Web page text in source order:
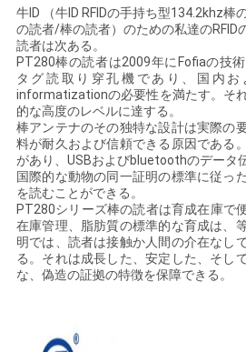
私
達
に
連
絡
し
な
さ
牛ID （牛ID RFIDの手持ち型134.2khz棒
の読者/棒の読者）のための私達のRFID
読者は次ある。
PT280棒の読者は2009年にFofiaの技
タグ読取り穿孔機であり、国内
informatizationの必要性を満たす。そ
的な高度のレベルに達する。
棒アンテナのその独特な設計は実際の
料が耐久および信頼できる原因である
があり、USBおよびbluetoothのデータ
国際的な動物の同一証明の標準に従っ
を読むことができる。
PT280シリーズ棒の読者は育成在庫で
在庫管理、脂肪質の標準的な育成は、
明では、読者は接触か人間の介在なし
る。それは成長した、安定した、そし
な、偽造の証拠の特徴を保障できる。